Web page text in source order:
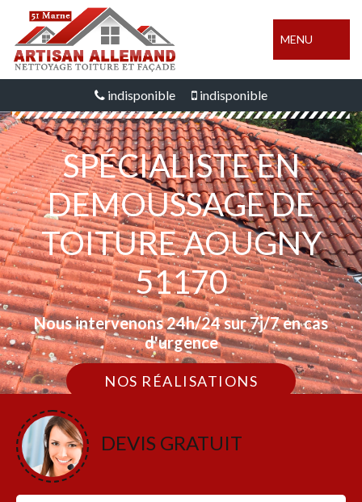
MENU
indisponible indisponible
SPÉCIALISTE EN
DEMOUSSAGE DE
TOITURE AOUGNY
51170
Nous intervenons 24h/24 sur 7j/7 en cas
d'urgence
NOS RÉALISATIONS
DEVIS GRATUIT